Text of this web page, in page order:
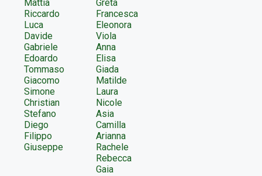
Mattia
Riccardo
Luca
Davide
Gabriele
Edoardo
Tommaso
Giacomo
Simone
Christian
Stefano
Diego
Filippo
Giuseppe
Greta
Francesca
Eleonora
Viola
Anna
Elisa
Giada
Matilde
Laura
Nicole
Asia
Camilla
Arianna
Rachele
Rebecca
Gaia